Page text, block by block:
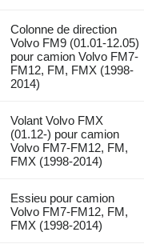
Colonne de direction
Volvo FM9 (01.01-12.05)
pour camion Volvo FM7-
FM12, FM, FMX (1998-
2014)
Volant Volvo FMX
(01.12-) pour camion
Volvo FM7-FM12, FM,
FMX (1998-2014)
Essieu pour camion
Volvo FM7-FM12, FM,
FMX (1998-2014)